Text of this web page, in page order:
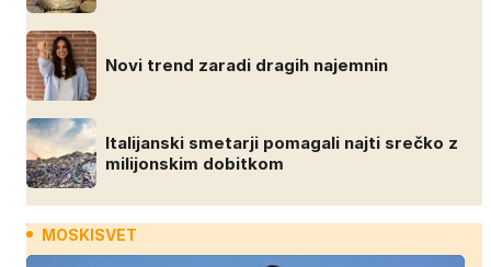
Novi trend zaradi dragih najemnin
Italijanski smetarji pomagali najti srečko z
milijonskim dobitkom
MOSKISVET